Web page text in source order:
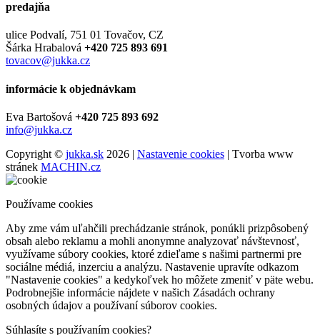
predajňa
ulice Podvalí, 751 01 Tovačov, CZ
Šárka Hrabalová +420 725 893 691
tovacov@jukka.cz
informácie k objednávkam
Eva Bartošová +420 725 893 692
info@jukka.cz
Copyright © jukka.sk 2026 | Nastavenie cookies | Tvorba www
stránek MACHIN.cz
Používame cookies
Aby zme vám uľahčili prechádzanie stránok, ponúkli prizpôsobený
obsah alebo reklamu a mohli anonymne analyzovať návštevnosť,
využívame súbory cookies, ktoré zdieľame s našimi partnermi pre
sociálne médiá, inzerciu a analýzu. Nastavenie upravíte odkazom
"Nastavenie cookies" a kedykoľvek ho môžete zmeniť v päte webu.
Podrobnejšie informácie nájdete v našich Zásadách ochrany
osobných údajov a používaní súborov cookies.
Súhlasíte s používaním cookies?